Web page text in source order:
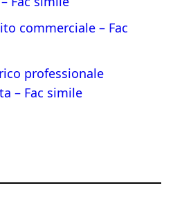
commerciale​ – Fac
professionale
– Fac simile